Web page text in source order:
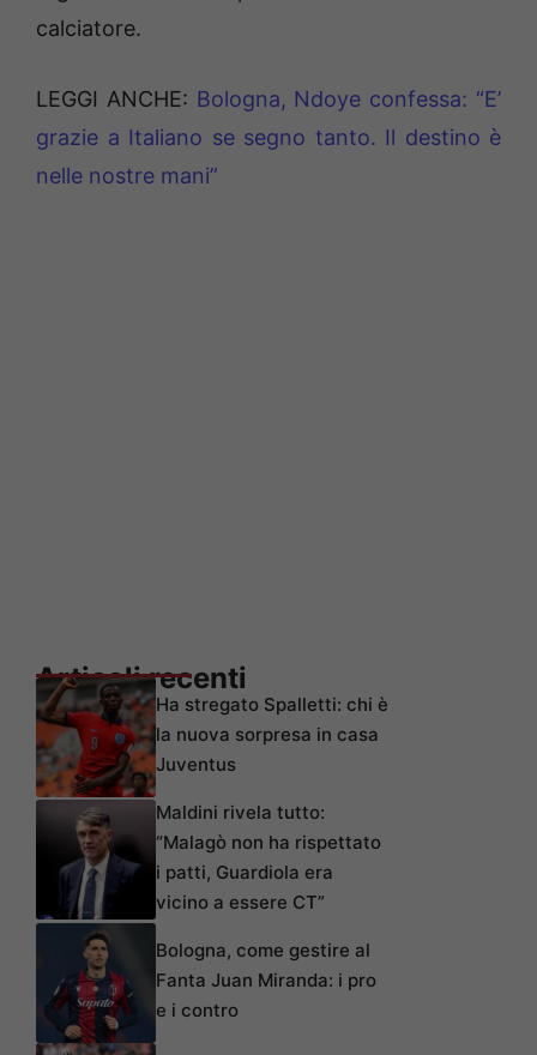
calciatore.
LEGGI ANCHE: Bologna, Ndoye confessa: “E’
grazie a Italiano se segno tanto. Il destino è
nelle nostre mani”
Articoli recenti
Ha stregato Spalletti: chi è
la nuova sorpresa in casa
Juventus
Maldini rivela tutto:
“Malagò non ha rispettato
i patti, Guardiola era
vicino a essere CT”
Bologna, come gestire al
Fanta Juan Miranda: i pro
e i contro